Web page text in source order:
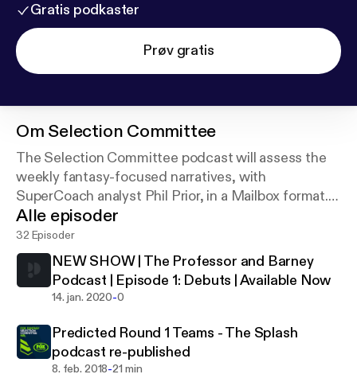
Gratis podkaster
Prøv gratis
Om Selection Committee
The Selection Committee podcast will assess the
weekly fantasy-focused narratives, with
SuperCoach analyst Phil Prior, in a Mailbox format.
Please send through any footy-focused questions
to Phil, via either Twitter (@phil_prior) or email
(phil.prior@news.com.au).
Alle episoder
32 Episoder
NEW SHOW | The Professor and Barney
Podcast | Episode 1: Debuts | Available Now
14. jan. 2020-0
Predicted Round 1 Teams - The Splash
podcast re-published
8. feb. 2018-21 min